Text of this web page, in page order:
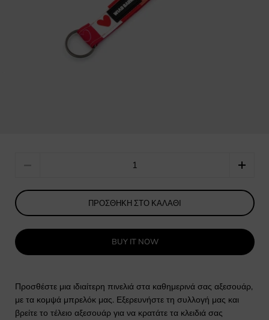
ΠΡΟΣΘΉΚΗ ΣΤΟ ΚΑΛΆΘΙ
BUY IT NOW
Προσθέστε μια ιδιαίτερη πινελιά στα καθημερινά σας αξεσουάρ,
με τα κομψά μπρελόκ μας. Εξερευνήστε τη συλλογή μας και
βρείτε το τέλειο αξεσουάρ για να κρατάτε τα κλειδιά σας